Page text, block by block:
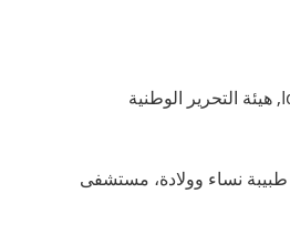
طبيبة نساء وولادة، مستشفى